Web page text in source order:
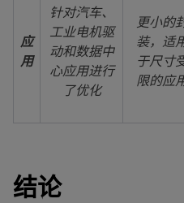
应
用
针对汽车、
工业电机驱
动和数据中
心应用进行
了优化
更小的
装，适
于尺寸
限的应
结论